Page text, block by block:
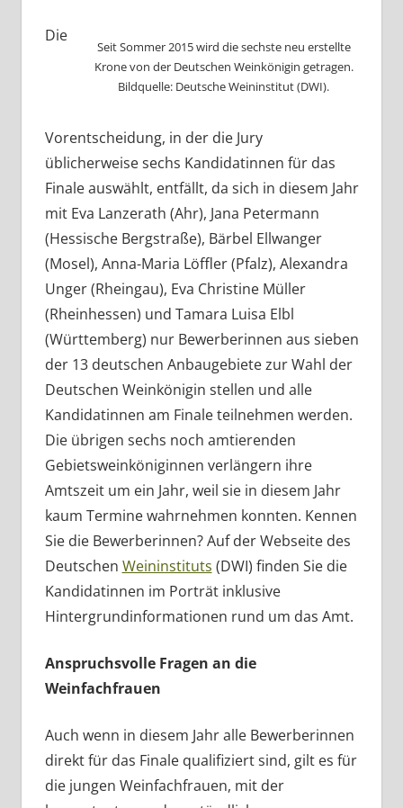
Seit Sommer 2015 wird die sechste neu erstellte
Krone von der Deutschen Weinkönigin getragen.
Bildquelle: Deutsche Weininstitut (DWI).
Die
Vorentscheidung, in der die Jury
üblicherweise sechs Kandidatinnen für das
Finale auswählt, entfällt, da sich in diesem Jahr
mit Eva Lanzerath (Ahr), Jana Petermann
(Hessische Bergstraße), Bärbel Ellwanger
(Mosel), Anna-Maria Löffler (Pfalz), Alexandra
Unger (Rheingau), Eva Christine Müller
(Rheinhessen) und Tamara Luisa Elbl
(Württemberg) nur Bewerberinnen aus sieben
der 13 deutschen Anbaugebiete zur Wahl der
Deutschen Weinkönigin stellen und alle
Kandidatinnen am Finale teilnehmen werden.
Die übrigen sechs noch amtierenden
Gebietsweinköniginnen verlängern ihre
Amtszeit um ein Jahr, weil sie in diesem Jahr
kaum Termine wahrnehmen konnten. Kennen
Sie die Bewerberinnen? Auf der Webseite des
Deutschen Weininstituts (DWI) finden Sie die
Kandidatinnen im Porträt inklusive
Hintergrundinformationen rund um das Amt.
Anspruchsvolle Fragen an die
Weinfachfrauen
Auch wenn in diesem Jahr alle Bewerberinnen
direkt für das Finale qualifiziert sind, gilt es für
die jungen Weinfachfrauen, mit der